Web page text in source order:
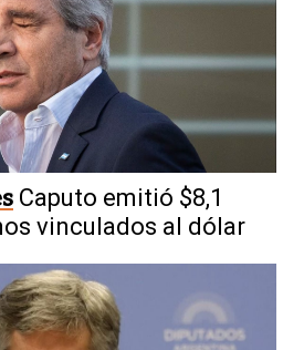
Caputo emitió $8,1
vinculados al dólar